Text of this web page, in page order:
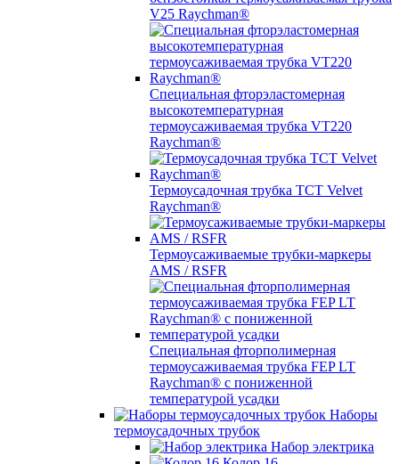
V25 Raychman®
Специальная фторэластомерная
высокотемпературная
термоусаживаемая трубка VT220
Raychman®
Термоусадочная трубка TCT Velvet
Raychman®
Термоусаживаемые трубки-маркеры
AMS / RSFR
Специальная фторполимерная
термоусаживаемая трубка FEP LT
Raychman® с пониженной
температурой усадки
Наборы
термоусадочных трубок
Набор электрика